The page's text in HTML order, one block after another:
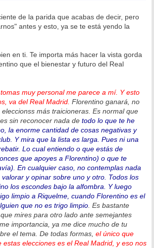
de la parida que acabas de decir, pero
antes y esto, ya se te está yendo la
en ti. Te importa más hacer la vista gorda
que el bienestar y futuro del Real
muy personal me parece a mí. Y esto
va del Real Madrid. Florentino ganará, no
más traicioneras. Es normal que
sin reconocer nada de todo lo que te he
la enorme cantidad de cosas negativas y
Y mira que la lista es larga. Pues ni una
Lo cual entiendo o que estás de
que apoyes a Florentino) o que te
En cualquier caso, no contemplas nada
y opinar sobre uno y otro. Todos los
los escondes bajo la alfombra. Y luego
limpio a Riquelme, cuando Florentino es el
que no es trigo limpio . Es bastante
mires para otro lado ante semejantes
importancia, ya me dice mucho de tu
el tema. De todas formas, el único que
estas elecciones es el Real Madrid, y eso nos